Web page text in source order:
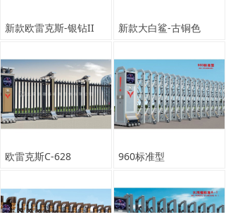
新款欧雷克斯-银钻II 新款大白鲨-古铜色
欧雷克斯C-628 960标准型